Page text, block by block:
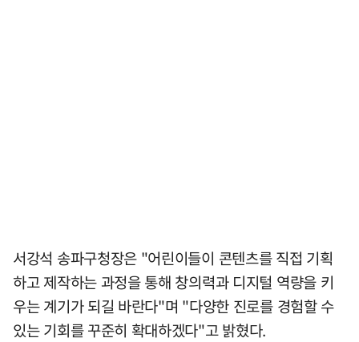
서강석 송파구청장은 "어린이들이 콘텐츠를 직접 기획
하고 제작하는 과정을 통해 창의력과 디지털 역량을 키
우는 계기가 되길 바란다"며 "다양한 진로를 경험할 수
있는 기회를 꾸준히 확대하겠다"고 밝혔다.